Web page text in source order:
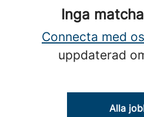
Inga
Connecta med
uppdaterad
Alla